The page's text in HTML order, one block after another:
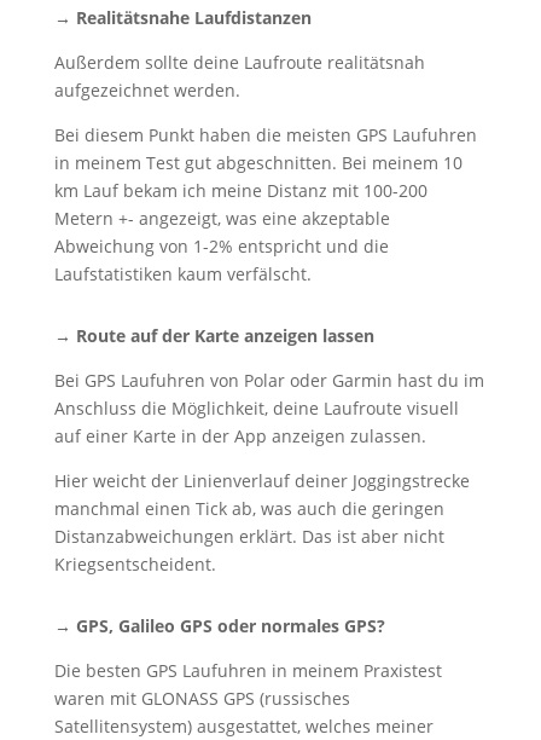
→ Realitätsnahe Laufdistanzen
Außerdem sollte deine Laufroute realitätsnah
aufgezeichnet werden.
Bei diesem Punkt haben die meisten GPS Laufuhren
in meinem Test gut abgeschnitten. Bei meinem 10
km Lauf bekam ich meine Distanz mit 100-200
Metern +- angezeigt, was eine akzeptable
Abweichung von 1-2% entspricht und die
Laufstatistiken kaum verfälscht.
→ Route auf der Karte anzeigen lassen
Bei GPS Laufuhren von Polar oder Garmin hast du im
Anschluss die Möglichkeit, deine Laufroute visuell
auf einer Karte in der App anzeigen zulassen.
Hier weicht der Linienverlauf deiner Joggingstrecke
manchmal einen Tick ab, was auch die geringen
Distanzabweichungen erklärt. Das ist aber nicht
Kriegsentscheident.
→ GPS, Galileo GPS oder normales GPS?
Die besten GPS Laufuhren in meinem Praxistest
waren mit GLONASS GPS (russisches
Satellitensystem) ausgestattet, welches meiner